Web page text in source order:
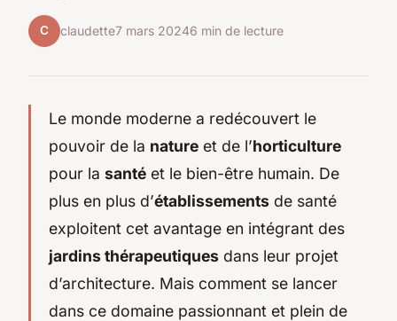
C claudette7 mars 20246 min de lecture
Le monde moderne a redécouvert le
pouvoir de la nature et de l’horticulture
pour la santé et le bien-être humain. De
plus en plus d’établissements de santé
exploitent cet avantage en intégrant des
jardins thérapeutiques dans leur projet
d’architecture. Mais comment se lancer
dans ce domaine passionnant et plein de